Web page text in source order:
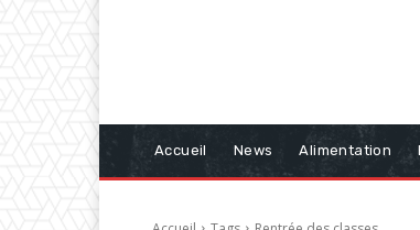
Accueil News Alimentation